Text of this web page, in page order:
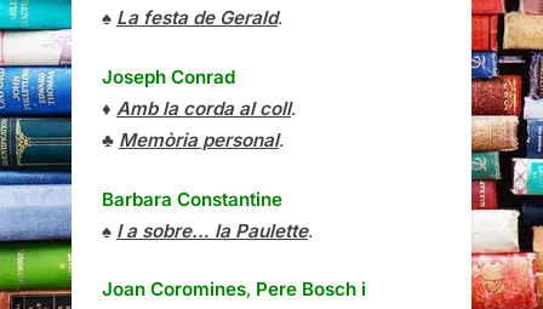
♠ La festa de Gerald.
Joseph Conrad
♦ Amb la corda al coll.
♣ Memòria personal.
Barbara Constantine
♠ I a sobre… la Paulette.
Joan Coromines, Pere Bosch i